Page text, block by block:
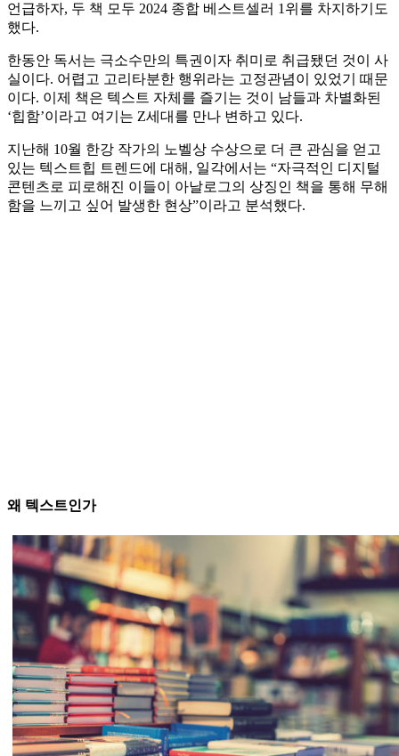
언급하자, 두 책 모두 2024 종합 베스트셀러 1위를 차지하기도
했다.
한동안 독서는 극소수만의 특권이자 취미로 취급됐던 것이 사
실이다. 어렵고 고리타분한 행위라는 고정관념이 있었기 때문
이다. 이제 책은 텍스트 자체를 즐기는 것이 남들과 차별화된
‘힙함’이라고 여기는 Z세대를 만나 변하고 있다.
지난해 10월 한강 작가의 노벨상 수상으로 더 큰 관심을 얻고
있는 텍스트힙 트렌드에 대해, 일각에서는 “자극적인 디지털
콘텐츠로 피로해진 이들이 아날로그의 상징인 책을 통해 무해
함을 느끼고 싶어 발생한 현상”이라고 분석했다.
왜 텍스트인가